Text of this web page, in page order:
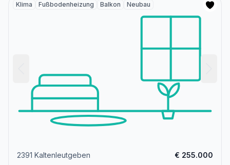
Klima Fußbodenheizung Balkon Neubau
2391 Kaltenleutgeben € 255.000